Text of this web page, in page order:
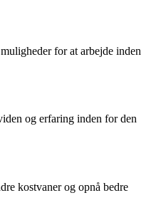
for at arbejde inden
og erfaring inden for den
kostvaner og opnå bedre